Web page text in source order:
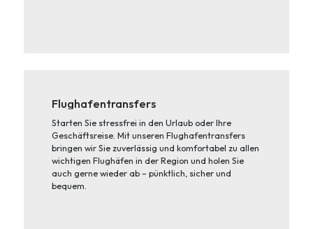
Flughafentransfers
Starten Sie stressfrei in den Urlaub oder Ihre
Geschäftsreise. Mit unseren Flughafentransfers
bringen wir Sie zuverlässig und komfortabel zu allen
wichtigen Flughäfen in der Region und holen Sie
auch gerne wieder ab – pünktlich, sicher und
bequem.